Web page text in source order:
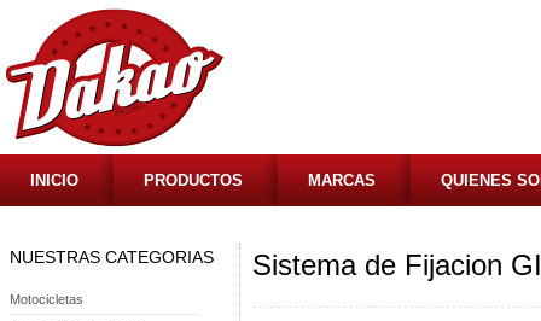
INICIO PRODUCTOS MARCAS QUIENES
NUESTRAS CATEGORIAS
Motocicletas
Sistema de Fijacion